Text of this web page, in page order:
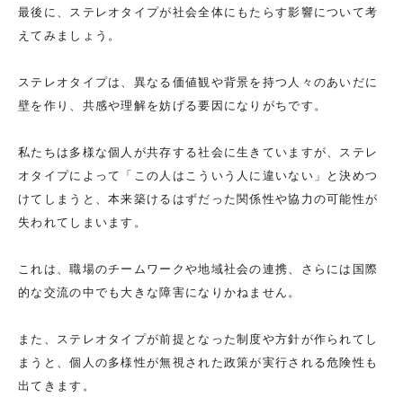
最後に、ステレオタイプが社会全体にもたらす影響について考
えてみましょう。
ステレオタイプは、異なる価値観や背景を持つ人々のあいだに
壁を作り、共感や理解を妨げる要因になりがちです。
私たちは多様な個人が共存する社会に生きていますが、ステレ
オタイプによって「この人はこういう人に違いない」と決めつ
けてしまうと、本来築けるはずだった関係性や協力の可能性が
失われてしまいます。
これは、職場のチームワークや地域社会の連携、さらには国際
的な交流の中でも大きな障害になりかねません。
また、ステレオタイプが前提となった制度や方針が作られてし
まうと、個人の多様性が無視された政策が実行される危険性も
出てきます。